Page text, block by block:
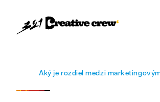
Aký je rozdiel medzi